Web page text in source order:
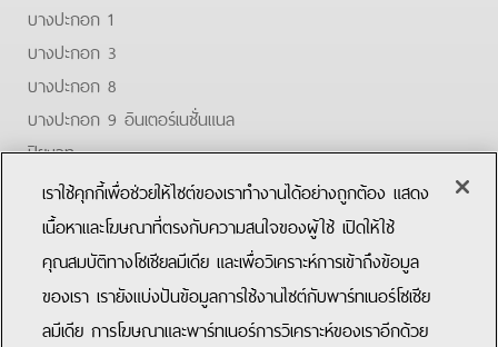
บางปะกอก 1
บางปะกอก 3
บางปะกอก 8
บางปะกอก 9 อินเตอร์เนชั่นแนล
ปิยะเวท
บางปะกอก-รังสิต 2
บางปะกอกสมุทรปราการ
FacebookYoutube
เราใช้คุกกี้เพื่อช่วยให้ไซต์ของเราทำงานได้อย่างถูกต้อง แสดง
เนื้อหาและโฆษณาที่ตรงกับความสนใจของผู้ใช้ เปิดให้ใช้
คุณสมบัติทางโซเชียลมีเดีย และเพื่อวิเคราะห์การเข้าถึงข้อมูล
ของเรา เรายังแบ่งปันข้อมูลการใช้งานไซต์กับพาร์ทเนอร์โซเชีย
ลมีเดีย การโฆษณาและพาร์ทเนอร์การวิเคราะห์ของเราอีกด้วย